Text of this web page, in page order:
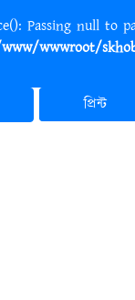
Passing null to
wwwroot/
প্রিন্ট